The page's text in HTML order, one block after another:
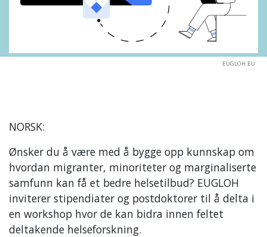
EUGLOH.EU
NORSK:
Ønsker du å være med å bygge opp kunnskap om
hvordan migranter, minoriteter og marginaliserte
samfunn kan få et bedre helsetilbud? EUGLOH
inviterer stipendiater og postdoktorer til å delta i
en workshop hvor de kan bidra innen feltet
deltakende helseforskning.